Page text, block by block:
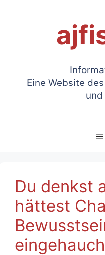
Eine Website
und
Du denkst
hättest